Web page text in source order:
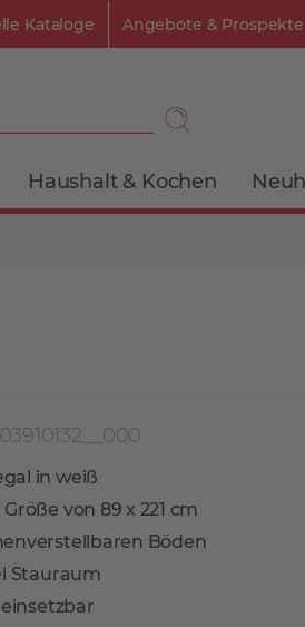
Kataloge Angebote & Prospekte
Haushalt & Kochen
in weiß
von 89 x 221 cm
Böden
Stauraum